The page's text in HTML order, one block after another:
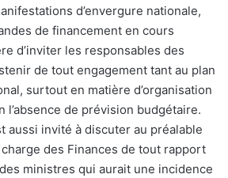
d’envergure nationale,
de financement en cours
d’inviter les responsables des
de tout engagement tant au plan
surtout en matière d’organisation
l’absence de prévision budgétaire.
aussi invité à discuter au préalable
des Finances de tout rapport
ministres qui aurait une incidence